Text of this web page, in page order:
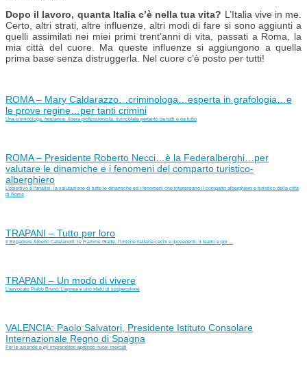
Dopo il lavoro, quanta Italia c’è nella tua vita? L’Italia vive in me.
Certo, altri strati, altre influenze, altri modi di fare si sono aggiunti a
quelli assimilati nei miei primi trent’anni di vita, passati a Roma, la
mia città del cuore. Ma queste influenze si aggiungono a quella
prima base senza distruggerla. Nel cuore c’è posto per tutti!
ROMA – Mary Caldarazzo…criminologa…esperta in grafologia…e
le prove regine…per tanti crimini
Una criminologa, freelance, libera professionista, svincolata pertanto da tutti e da tutto
ROMA – Presidente Roberto Necci…è la Federalberghi…per
valutare le dinamiche e i fenomeni del comparto turistico-
alberghiero
L'obiettivo è l'analisi, la valutazione di tutte le dinamiche ed i fenomeni che interessano il comparto alberghiero e turistico della città
di Roma
TRAPANI – Tutto per loro
Il Brigadiere Alberto Catalanotti: le Fiamme Gialle, l'Unione italiana cechi e ipovedenti, il teatro e poi ...
TRAPANI – Un modo di vivere
L'avvocato Pietro Bruno: L'apnea è uno stato di sospensione
VALENCIA: Paolo Salvatori, Presidente Istituto Consolare
Internazionale Regno di Spagna
Per le aziende e gli imprenditori aprendo nuovi mercati